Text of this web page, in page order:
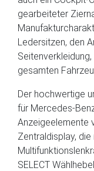
gearbeiteter
Ledersitzen, den
gesamten
Der hochwertige
für Mercedes-
Anzeigeelemente
Zentraldisplay,
SELECT